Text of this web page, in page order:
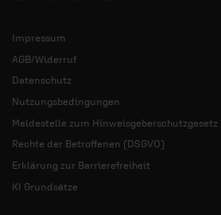
Impressum
AGB/Widerruf
Datenschutz
Nutzungsbedingungen
Meldestelle zum Hinweisgeberschutzgesetz
Rechte der Betroffenen (DSGVO)
Erklärung zur Barrierefreiheit
KI Grundsätze